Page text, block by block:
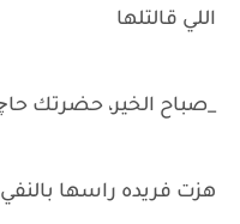
اللي قالتلها
_صباح الخير، حضرتك
هزت فريده راسها